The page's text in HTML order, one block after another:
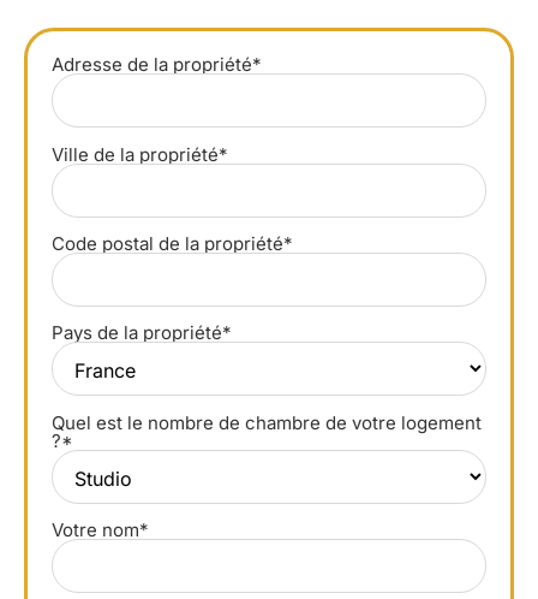
Adresse de la propriété*
Ville de la propriété*
Code postal de la propriété*
Pays de la propriété*
Quel est le nombre de chambre de votre logement
?*
Votre nom*